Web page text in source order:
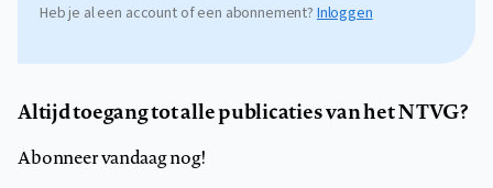
Heb je al een account of een abonnement? Inloggen
Altijd toegang tot alle publicaties van het NTVG?
Abonneer vandaag nog!